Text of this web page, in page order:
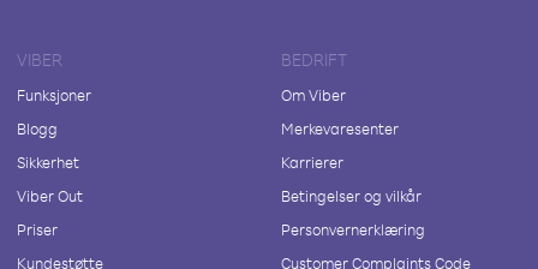
VIBER
Funksjoner
Blogg
Sikkerhet
Viber Out
Priser
Kundestøtte
BEDRIFT
Om Viber
Merkevaresenter
Karrierer
Betingelser og vilkår
Personvernerklæring
Customer Complaints Code